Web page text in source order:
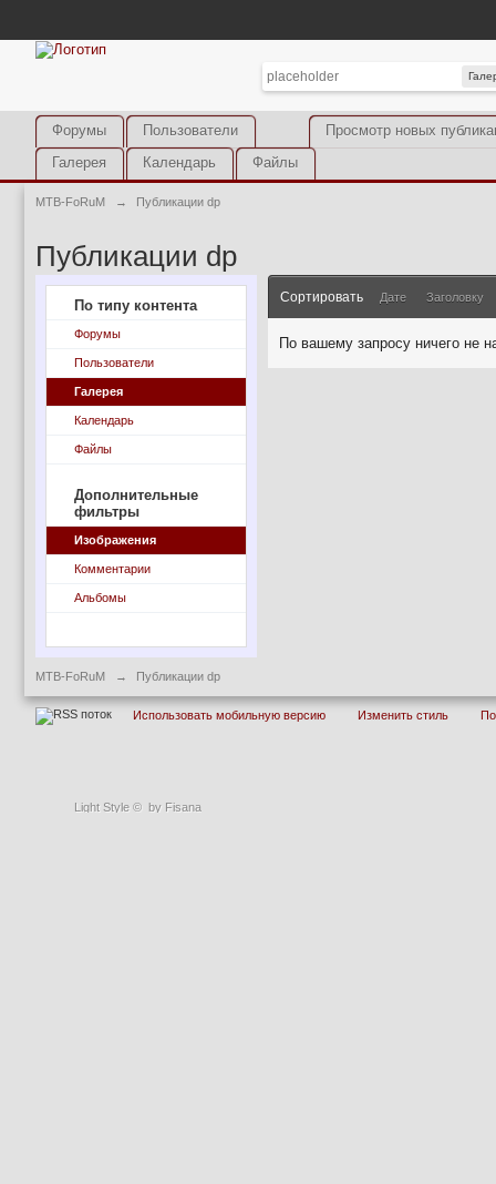
Light Style © by Fisana
Просмотр новых
Форумы
Пользователи
Галерея
Календарь Файлы
MTB-FoRuM → Публикации dp
Публикации dp
По типу контента
Форумы
Пользователи
Галерея
Календарь
Файлы
Дополнительные
фильтры
Изображения
Комментарии
Альбомы
Сортировать Дате Заголовку
По вашему запросу ничего не
MTB-FoRuM → Публикации dp
Использовать мобильную версию Изменить стиль